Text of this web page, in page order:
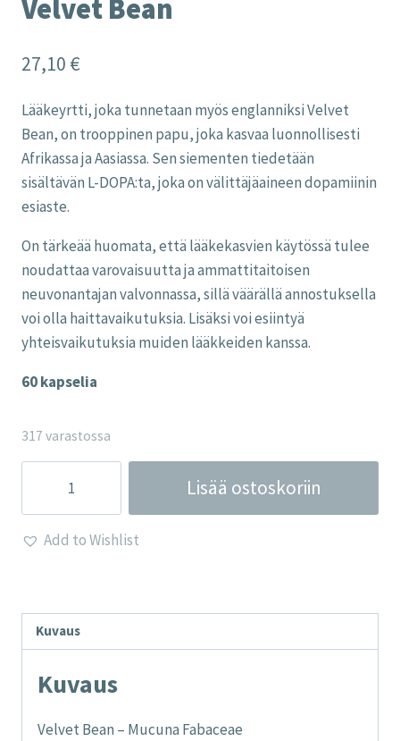
Velvet Bean
27,10 €
Lääkeyrtti, joka tunnetaan myös englanniksi Velvet
Bean, on trooppinen papu, joka kasvaa luonnollisesti
Afrikassa ja Aasiassa. Sen siementen tiedetään
sisältävän L-DOPA:ta, joka on välittäjäaineen dopamiinin
esiaste.
On tärkeää huomata, että lääkekasvien käytössä tulee
noudattaa varovaisuutta ja ammattitaitoisen
neuvonantajan valvonnassa, sillä väärällä annostuksella
voi olla haittavaikutuksia. Lisäksi voi esiintyä
yhteisvaikutuksia muiden lääkkeiden kanssa.
60 kapselia
317 varastossa
määrä
Lisää ostoskoriin
Add to Wishlist
Kuvaus
Kuvaus
Velvet Bean – Mucuna Fabaceae